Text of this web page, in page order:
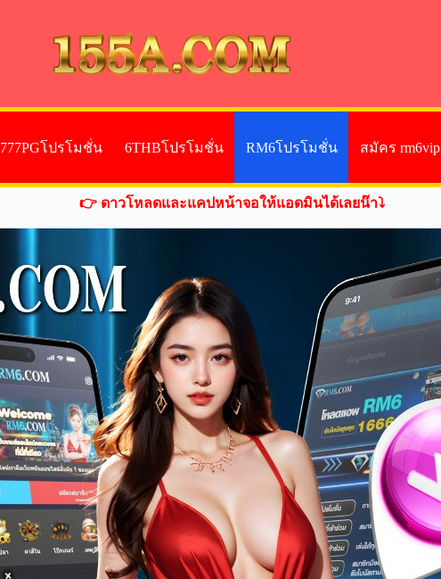
777PGโปรโมชั่น 6THBโปรโมชั่น RM6โปรโมชั่น สมัคร rm6vip
👉 ดาวโหลดและแคปหน้าจอให้แอดมินได้เลยน๊า⤵️